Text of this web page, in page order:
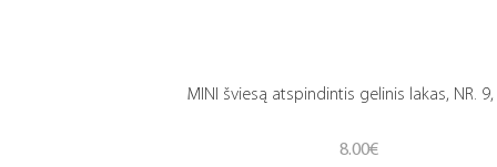
MINI šviesą atspindintis gelinis lakas, NR.
8.00€